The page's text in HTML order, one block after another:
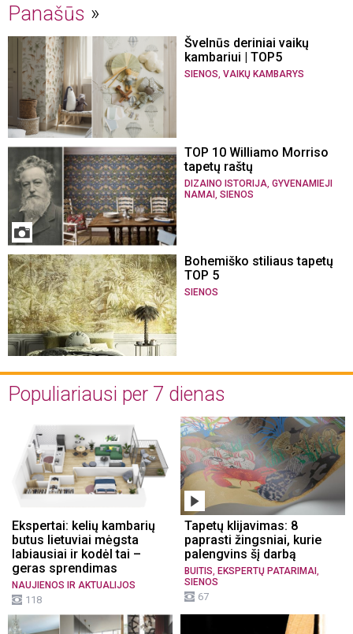
Panašūs
Švelnūs deriniai vaikų
kambariui | TOP5
SIENOS, VAIKŲ KAMBARYS
TOP 10 Williamo Morriso
tapetų raštų
DIZAINO ISTORIJA GYVENAMIEJI
NAMAI SIENOS
Bohemiško stiliaus tapetų
TOP 5
SIENOS
Populiariausi per 7 dienas
Ekspertai: kelių kambarių
butus lietuviai mėgsta
labiausiai ir kodėl tai –
geras sprendimas
NAUJIENOS IR AKTUALIJOS
118
Tapetų klijavimas: 8
paprasti žingsniai, kurie
palengvins šį darbą
BUITIS, EKSPERTŲ PATARIMAI ,
SIENOS
67